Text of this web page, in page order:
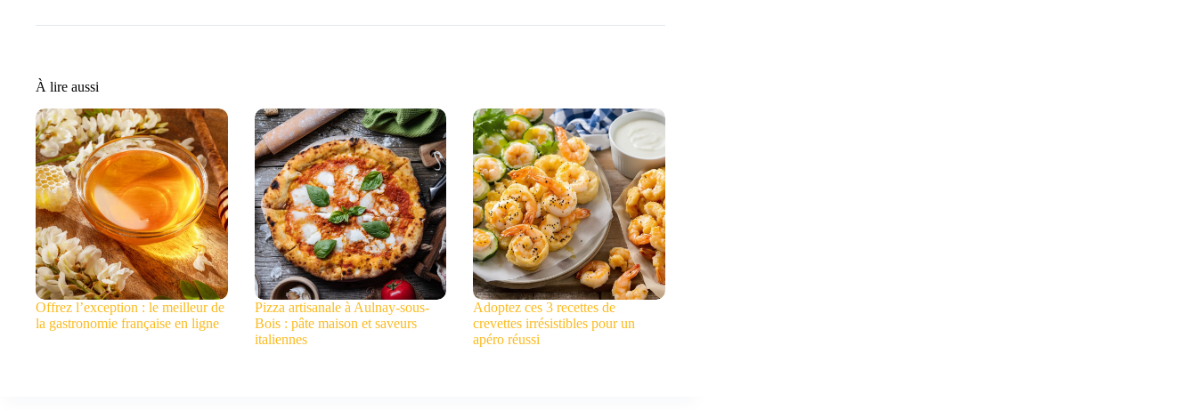
À lire aussi
Offrez l’exception : le meilleur de
la gastronomie française en ligne
Pizza artisanale à Aulnay-sous-
Bois : pâte maison et saveurs
italiennes
Adoptez ces 3 recettes de
crevettes irrésistibles pour un
apéro réussi